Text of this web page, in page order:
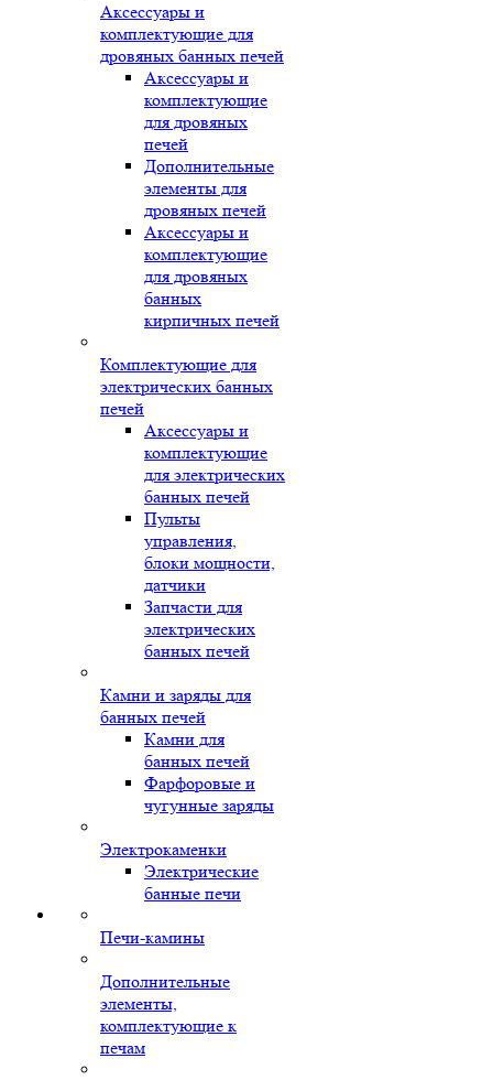
Аксессуары и
комплектующие для
дровяных банных печей
Аксессуары и
комплектующие
для дровяных
печей
Дополнительные
элементы для
дровяных печей
Аксессуары и
комплектующие
для дровяных
банных
кирпичных печей
Комплектующие для
электрических банных
печей
Аксессуары и
комплектующие
для электрических
банных печей
Пульты
управления,
блоки мощности,
датчики
Запчасти для
электрических
банных печей
Камни и заряды для
банных печей
Камни для
банных печей
Фарфоровые и
чугунные заряды
Электрокаменки
Электрические
банные печи
Печи-камины
Дополнительные
элементы,
комплектующие к
печам